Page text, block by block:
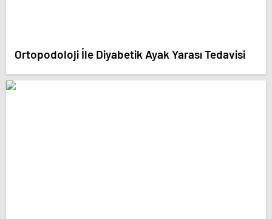
Ortopodoloji İle Diyabetik Ayak Yarası Tedavisi